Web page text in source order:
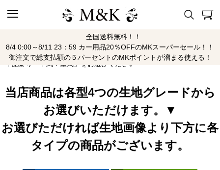
全国送料無料！！
8/4 0:00～8/11 23：59 カー用品20％OFFのMKスーパーセール！！
御注文で総支払額の５パーセントのMKポイントが溜まる使える！
エクリプス
下記より「年式：型式」をお選びください
当店商品は各型4つの生地グレードから
お選びいただけます。▼
お選びただければ生地画像より下方に各
タイプの商品がございます。